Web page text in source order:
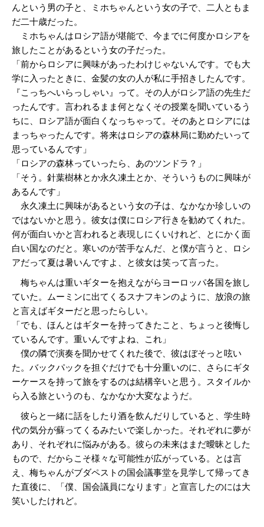
んという男の子と、ミホちゃんという女の子で、二人ともま
だ二十歳だった。
ミホちゃんはロシア語が堪能で、今までに何度かロシアを
旅したことがあるという女の子だった。
「前からロシアに興味があったわけじゃないんです。でも大
学に入ったときに、金髪の女の人が私に手招きしたんです。
『こっちへいらっしゃい』って。その人がロシア語の先生だ
ったんです。言われるまま何となくその授業を聞いているう
ちに、ロシア語が面白くなっちゃって。そのあとロシアには
まっちゃったんです。将来はロシアの森林局に勤めたいって
思っているんです」
「ロシアの森林っていったら、あのツンドラ？」
「そう。針葉樹林とか永久凍土とか、そういうものに興味が
あるんです」
永久凍土に興味があるという女の子は、なかなか珍しいの
ではないかと思う。彼女は僕にロシア行きを勧めてくれた。
何が面白いかと言われると表現しにくいけれど、とにかく面
白い国なのだと。寒いのが苦手なんだ、と僕が言うと、ロシ
アだって夏は暑いんですよ、と彼女は笑って言った。
梅ちゃんは重いギターを抱えながらヨーロッパ各国を旅し
ていた。ムーミンに出てくるスナフキンのように、放浪の旅
と言えばギターだと思ったらしい。
「でも、ほんとはギターを持ってきたこと、ちょっと後悔し
ているんです。重いんですよね、これ」
僕の隣で演奏を聞かせてくれた後で、彼はぼそっと呟い
た。バックパックを担ぐだけでも十分重いのに、さらにギタ
ーケースを持って旅をするのは結構辛いと思う。スタイルか
ら入る旅というのも、なかなか大変なようだ。
彼らと一緒に話をしたり酒を飲んだりしていると、学生時
代の気分が蘇ってくるみたいで楽しかった。それぞれに夢が
あり、それぞれに悩みがある。彼らの未来はまだ曖昧とした
もので、だからこそ様々な可能性が広がっている。とは言
え、梅ちゃんがブダペストの国会議事堂を見学して帰ってき
た直後に、「僕、国会議員になります」と宣言したのには大
笑いしたけれど。